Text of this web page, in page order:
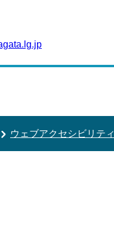
ウェブアクセシビリティ